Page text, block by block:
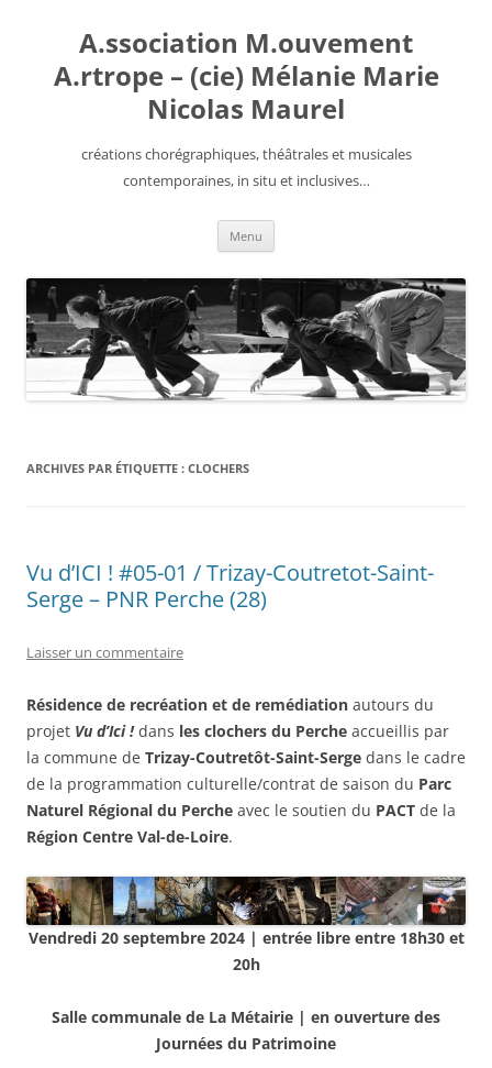
contenuA.ssociation M.ouvement
A.rtrope – (cie) Mélanie Marie
Nicolas Maurel
créations chorégraphiques, théâtrales et musicales
contemporaines, in situ et inclusives…
Menu
ARCHIVES PAR ÉTIQUETTE : CLOCHERS
Vu d’ICI ! #05-01 / Trizay-Coutretot-Saint-
Serge – PNR Perche (28)
Laisser un commentaire
Résidence de recréation et de remédiation autours du
projet Vu d’Ici !dans les clochers du Perche accueillis par
la commune de Trizay-Coutretôt-Saint-Serge dans le cadre
de la programmation culturelle/contrat de saison du Parc
Naturel Régional du Perche avec le soutien du PACT de la
Région Centre Val-de-Loire.
Vendredi 20 septembre 2024 | entrée libre entre 18h30 et
20h
Salle communale de La Métairie | en ouverture des
Journées du Patrimoine